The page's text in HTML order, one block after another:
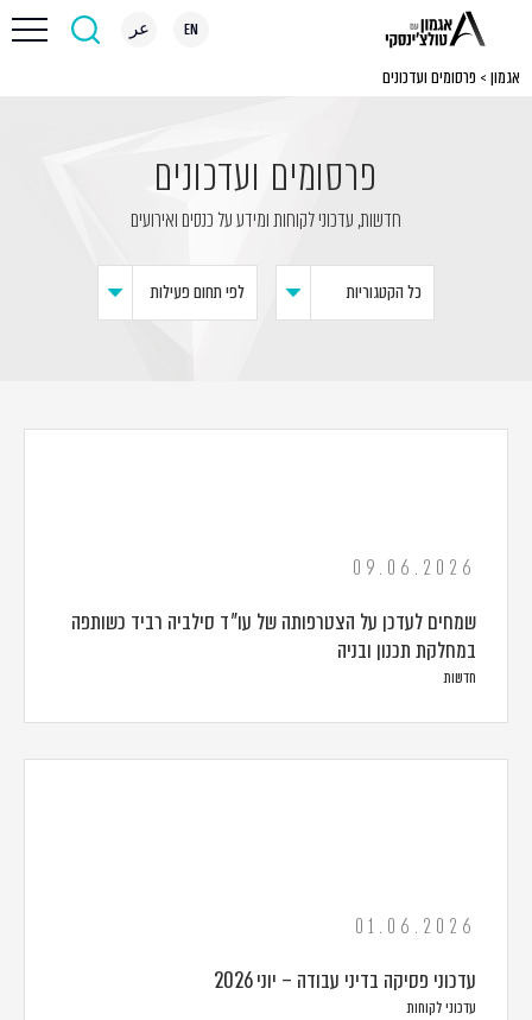
EN عر
אגמון > פרסומים ועדכונים
פרסומים ועדכונים
חדשות, עדכוני לקוחות ומידע על כנסים ואירועים
09.06.2026
שמחים לעדכן על הצטרפותה של עו״ד סילביה רביד כשותפה
במחלקת תכנון ובניה
חדשות
01.06.2026
עדכוני פסיקה בדיני עבודה – יוני 2026
עדכוני לקוחות